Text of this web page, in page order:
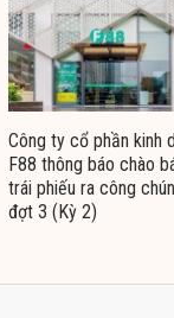
Công ty cổ phần kinh
F88 thông báo chào
trái phiếu ra công
đợt 3 (Kỳ 2)